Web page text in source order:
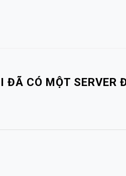
ĐÃ CÓ MỘT SERVER